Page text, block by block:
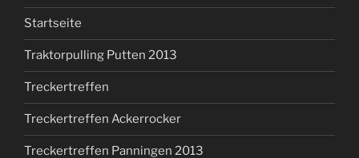
Startseite
Traktorpulling Putten 2013
Treckertreffen
Treckertreffen Ackerrocker
Treckertreffen Panningen 2013